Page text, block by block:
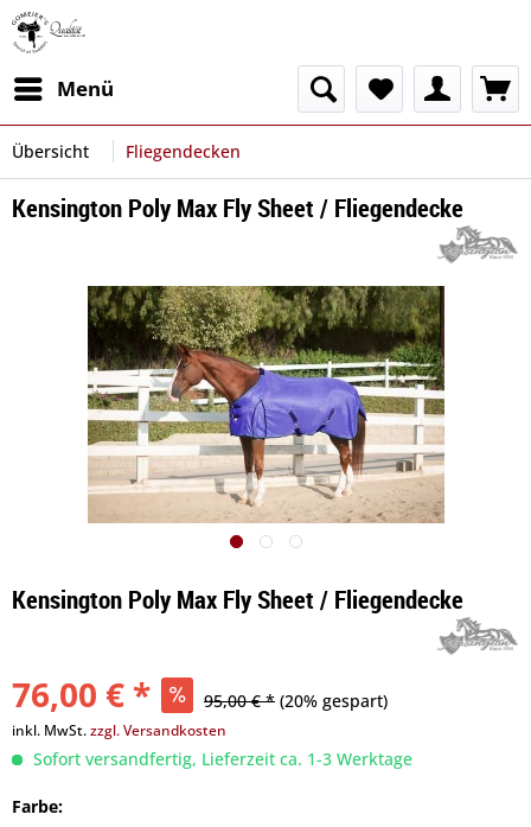
Menü
Übersicht Fliegendecken
Kensington Poly Max Fly Sheet / Fliegendecke
Kensington Poly Max Fly Sheet / Fliegendecke
76,00 € * 95,00 € * (20% gespart)
inkl. MwSt.zzgl. Versandkosten
Sofort versandfertig, Lieferzeit ca. 1-3 Werktage
Farbe: